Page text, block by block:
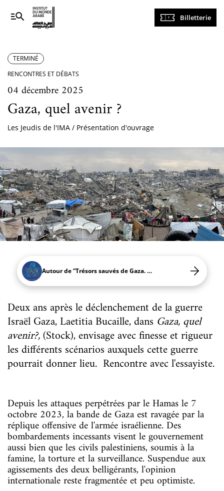
Navigation
principale
Billetterie
TERMINÉ
RENCONTRES ET DÉBATS
04 décembre 2025
Gaza, quel avenir ?
Les Jeudis de l'IMA / Présentation d'ouvrage
Autour de “Trésors sauvés de Gaza. 5000 ans d'histoire”
Deux ans après le déclenchement de la guerre
Israël Gaza, Laetitia Bucaille, dans Gaza, quel
avenir?,(Stock), envisage avec finesse et rigueur
les différents scénarios auxquels cette guerre
pourrait donner lieu. Rencontre avec l'essayiste.
Depuis les attaques perpétrées par le Hamas le 7
octobre 2023, la bande de Gaza est ravagée par la
réplique offensive de l'armée israélienne. Des
bombardements incessants visent le gouvernement
aussi bien que les civils palestiniens, soumis à la
famine, la torture et la surveillance. Suspendue aux
agissements des deux belligérants, l'opinion
internationale reste fragmentée et peu optimiste.